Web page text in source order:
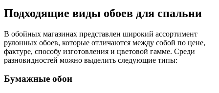
Подходящие виды обоев для спальни
В обойных магазинах представлен широкий ассортимент
рулонных обоев, которые отличаются между собой по цене,
фактуре, способу изготовления и цветовой гамме. Среди
разновидностей можно выделить следующие типы:
Бумажные обои